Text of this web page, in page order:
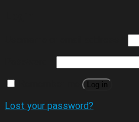
Log in
Lost your password?